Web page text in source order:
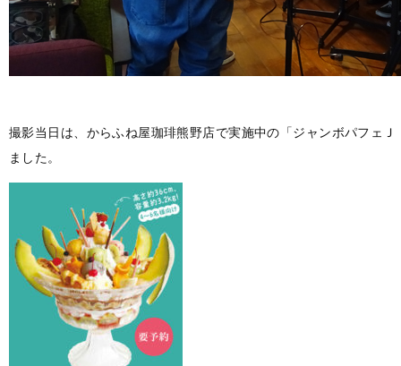
撮影当日は、からふね屋珈琲熊野店で実施中の「ジャンボパフェ
ました。